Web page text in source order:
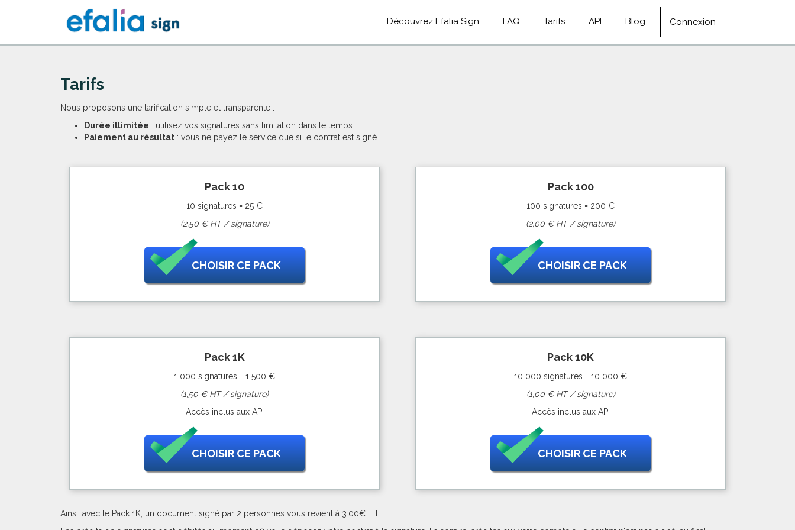
Découvrez Efalia Sign FAQ Tarifs API Blog Connexion
Tarifs
Nous proposons une tarification simple et transparente :
Durée illimitée : utilisez vos signatures sans limitation dans le temps
Paiement au résultat : vous ne payez le service que si le contrat est signé
Pack 10
10 signatures = 25 €
(2,50 € HT / signature)
CHOISIR CE PACK
Pack 100
100 signatures = 200 €
(2,00 € HT / signature)
CHOISIR CE PACK
Pack 1K
1 000 signatures = 1 500 €
(1,50 € HT / signature)
Accès inclus aux API
CHOISIR CE PACK
Pack 10K
10 000 signatures = 10 000 €
(1,00 € HT / signature)
Accès inclus aux API
CHOISIR CE PACK
Ainsi, avec le Pack 1K, un document signé par 2 personnes vous revient à 3.00€ HT.